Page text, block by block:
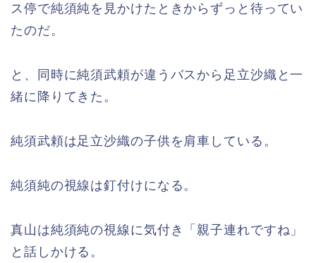
ス停で純須純を見かけたときからずっと待ってい
たのだ。
と、同時に純須武頼が違うバスから足立沙織と一
緒に降りてきた。
純須武頼は足立沙織の子供を肩車している。
純須純の視線は釘付けになる。
真山は純須純の視線に気付き「親子連れですね」
と話しかける。